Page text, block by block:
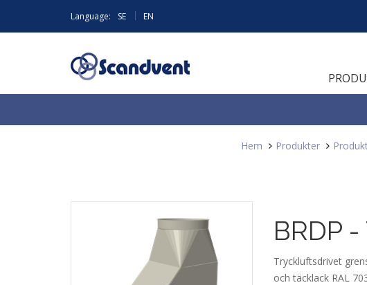
Language: SE | EN
Hem Produkter
BRDP
Tryckluftsdrivet
och täcklack RAL